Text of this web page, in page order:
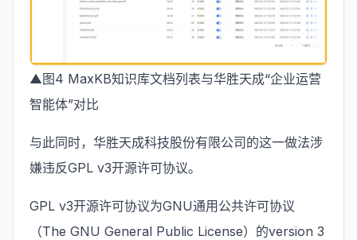
▲图4 MaxKB知识库文档列表与华胜天成“企业运营
智能体”对比
与此同时，华胜天成科技股份有限公司的这一做法涉
嫌违反GPL v3开源许可协议。
GPL v3开源许可协议为GNU通用公共许可协议
（The GNU General Public License）的version 3